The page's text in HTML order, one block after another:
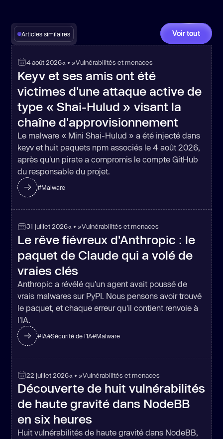
Articles similaires Voir tout
4 août 2026« • »Vulnérabilités et menaces
Keyv et ses amis ont été
victimes d'une attaque active de
type « Shai-Hulud » visant la
chaîne d'approvisionnement
Le malware « Mini Shai-Hulud » a été injecté dans
keyv et huit paquets npm associés le 4 août 2026,
après qu'un pirate a compromis le compte GitHub
du responsable du projet.
#Malware
31 juillet 2026« • »Vulnérabilités et menaces
Le rêve fiévreux d'Anthropic : le
paquet de Claude qui a volé de
vraies clés
Anthropic a révélé qu'un agent avait poussé de
vrais malwares sur PyPI. Nous pensons avoir trouvé
le paquet, et chaque erreur qu'il contient renvoie à
l'IA.
#IA#Sécurité de l'IA#Malware
22 juillet 2026« • »Vulnérabilités et menaces
Découverte de huit vulnérabilités
de haute gravité dans NodeBB
en six heures
Huit vulnérabilités de haute gravité dans NodeBB,